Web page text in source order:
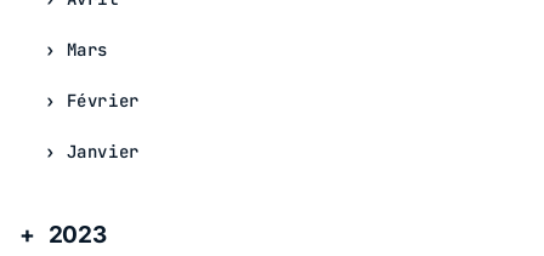
Mars
Février
Janvier
2023